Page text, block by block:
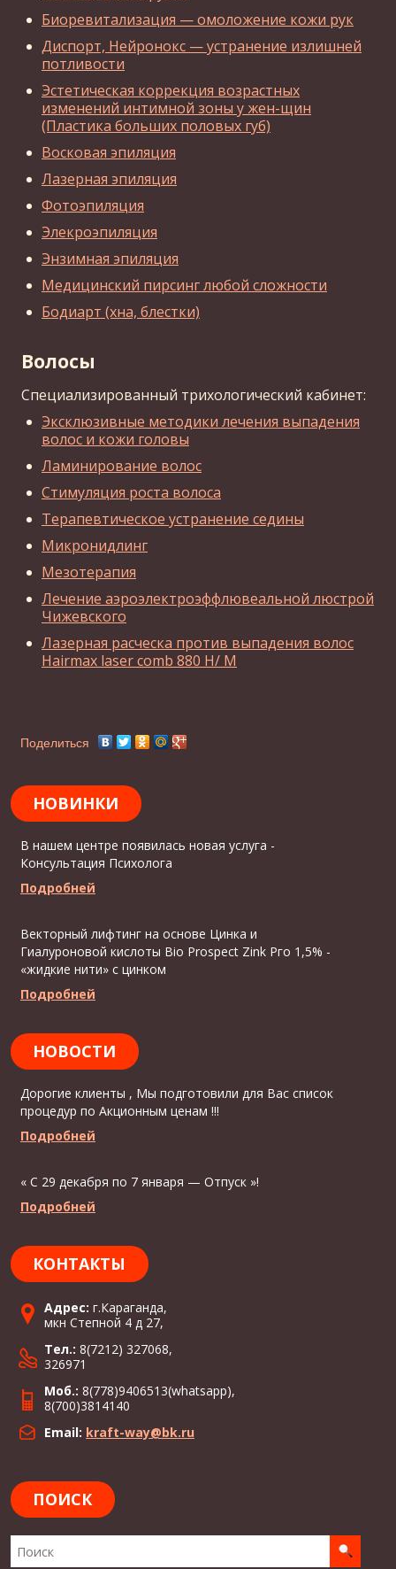
Биоревитализация — омоложение кожи рук
Диспорт, Нейронокс — устранение излишней
потливости
Эстетическая коррекция возрастных
изменений интимной зоны у жен-щин
(Пластика больших половых губ)
Восковая эпиляция
Лазерная эпиляция
Фотоэпиляция
Элекроэпиляция
Энзимная эпиляция
Медицинский пирсинг любой сложности
Бодиарт (хна, блестки)
Волосы
Специализированный трихологический кабинет:
Эксклюзивные методики лечения выпадения
волос и кожи головы
Ламинирование волос
Стимуляция роста волоса
Терапевтическое устранение седины
Микронидлинг
Мезотерапия
Лечение аэроэлектроэффлювеальной люстрой
Чижевского
Лазерная расческа против выпадения волос
Hairmax laser comb 880 Н/ M
Поделиться
НОВИНКИ
В нашем центре появилась новая услуга -
Консультация Психолога
Подробней
Векторный лифтинг на основе Цинка и
Гиалуроновой кислоты Bio Prospect Zink Рго 1,5% -
«жидкие нити» с цинком
Подробней
НОВОСТИ
Дорогие клиенты , Мы подготовили для Вас список
процедур по Акционным ценам !!!
Подробней
« С 29 декабря по 7 января — Отпуск »!
Подробней
КОНТАКТЫ
Адрес: г.Караганда,
мкн Степной 4 д 27,
Тел.: 8(7212) 327068,
326971
Моб.: 8(778)9406513(whatsapp),
8(700)3814140
Email: kraft-way@bk.ru
ПОИСК